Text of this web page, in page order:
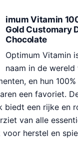
imum Vitamin
Gold Customary
Chocolate
Optimum Vitamin
naam in de wereld
en hun
een favoriet.
biedt een rijke en
van alle
herstel en